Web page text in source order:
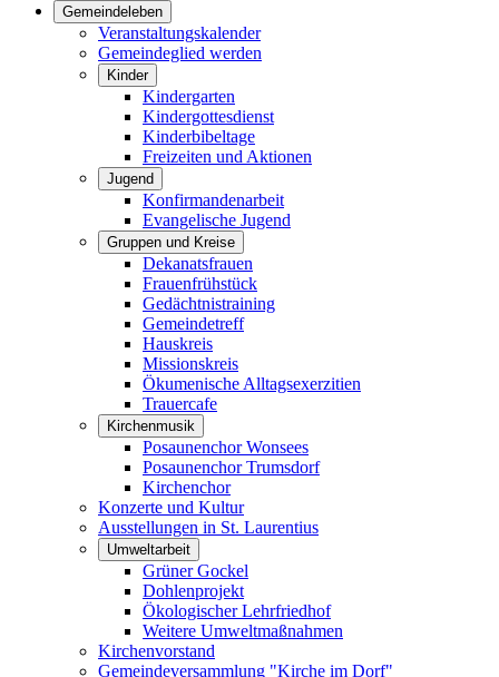
Gemeindeleben
Veranstaltungskalender
Gemeindeglied werden
Kinder
Kindergarten
Kindergottesdienst
Kinderbibeltage
Freizeiten und Aktionen
Jugend
Konfirmandenarbeit
Evangelische Jugend
Gruppen und Kreise
Dekanatsfrauen
Frauenfrühstück
Gedächtnistraining
Gemeindetreff
Hauskreis
Missionskreis
Ökumenische Alltagsexerzitien
Trauercafe
Kirchenmusik
Posaunenchor Wonsees
Posaunenchor Trumsdorf
Kirchenchor
Konzerte und Kultur
Ausstellungen in St. Laurentius
Umweltarbeit
Grüner Gockel
Dohlenprojekt
Ökologischer Lehrfriedhof
Weitere Umweltmaßnahmen
Kirchenvorstand
Gemeindeversammlung "Kirche im Dorf"